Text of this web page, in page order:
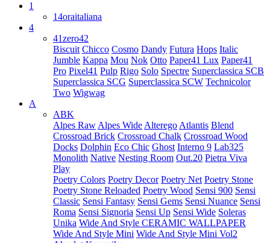
1
14oraitaliana
4
41zero42
Biscuit Chicco Cosmo Dandy Futura Hops Italic
Jumble Kappa Mou Nok Otto Paper41 Lux Paper41
Pro Pixel41 Pulp Rigo Solo Spectre Superclassica SCB
Superclassica SCG Superclassica SCW Technicolor
Two Wigwag
A
ABK
Alpes Raw Alpes Wide Alterego Atlantis Blend
Crossroad Brick Crossroad Chalk Crossroad Wood
Docks Dolphin Eco Chic Ghost Interno 9 Lab325
Monolith Native Nesting Room Out.20 Pietra Viva
Play
Poetry Colors Poetry Decor Poetry Net Poetry Stone
Poetry Stone Reloaded Poetry Wood Sensi 900 Sensi
Classic Sensi Fantasy Sensi Gems Sensi Nuance Sensi
Roma Sensi Signoria Sensi Up Sensi Wide Soleras
Unika Wide And Style CERAMIC WALLPAPER
Wide And Style Mini Wide And Style Mini Vol2